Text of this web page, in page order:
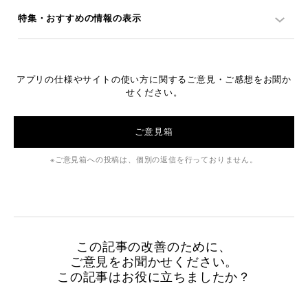
特集・おすすめの情報の表示
アプリの仕様やサイトの使い方に関するご意見・ご感想をお聞か
せください。
ご意見箱
ご意見箱への投稿は、個別の返信を行っておりません。
この記事の改善のために、
ご意見をお聞かせください。
この記事はお役に立ちましたか？